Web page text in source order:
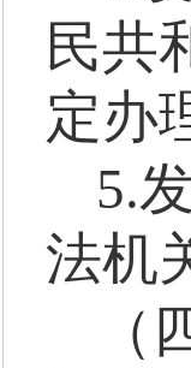
民共
定办
5.
法机